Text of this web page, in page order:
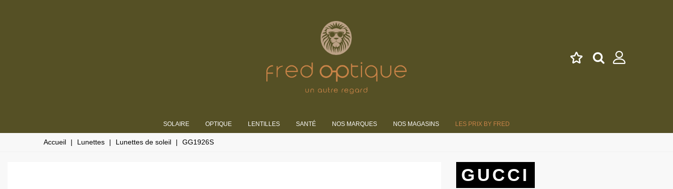
SOLAIRE OPTIQUE LENTILLES SANTÉ NOS MARQUES NOS MAGASINS LES PRIX BY FRED
Accueil | Lunettes | Lunettes de soleil | GG1926S
GUCCI